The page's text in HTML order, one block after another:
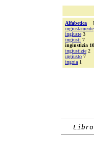
Alfabetica [
ingiustamente
ingiuste 3
ingiusti 7
ingiustizia 10
ingiustizie 2
ingiusto 7
ingoia 1